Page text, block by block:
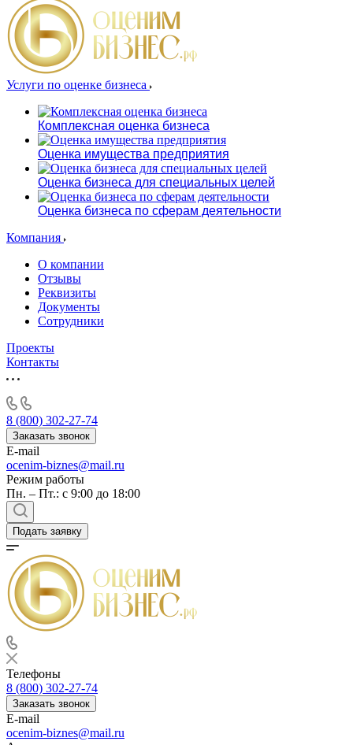
Услуги по оценке бизнеса
Комплексная оценка бизнеса
Оценка имущества предприятия
Оценка бизнеса для специальных целей
Оценка бизнеса по сферам деятельности
Компания
О компании
Отзывы
Реквизиты
Документы
Сотрудники
Проекты
Контакты
8 (800) 302-27-74
Заказать звонок
E-mail
ocenim-biznes@mail.ru
Режим работы
Пн. – Пт.: с 9:00 до 18:00
Подать заявку
Телефоны
8 (800) 302-27-74
Заказать звонок
E-mail
ocenim-biznes@mail.ru